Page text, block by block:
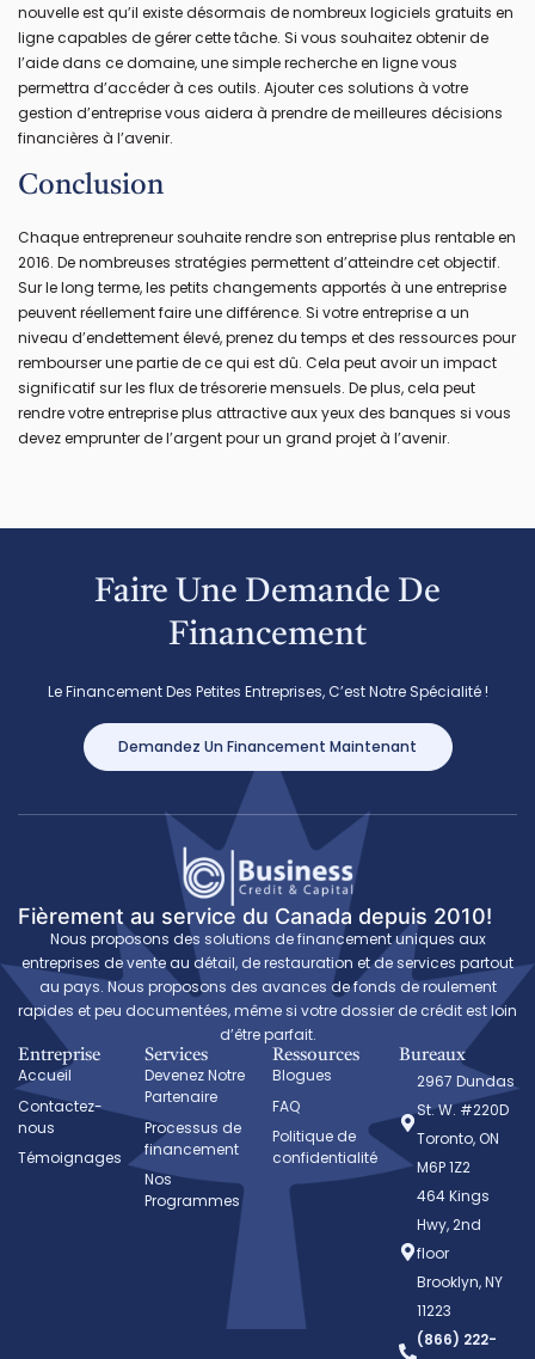
nouvelle est qu’il existe désormais de nombreux logiciels gratuits en
ligne capables de gérer cette tâche. Si vous souhaitez obtenir de
l’aide dans ce domaine, une simple recherche en ligne vous
permettra d’accéder à ces outils. Ajouter ces solutions à votre
gestion d’entreprise vous aidera à prendre de meilleures décisions
financières à l’avenir.
Conclusion
Chaque entrepreneur souhaite rendre son entreprise plus rentable en
2016. De nombreuses stratégies permettent d’atteindre cet objectif.
Sur le long terme, les petits changements apportés à une entreprise
peuvent réellement faire une différence. Si votre entreprise a un
niveau d’endettement élevé, prenez du temps et des ressources pour
rembourser une partie de ce qui est dû. Cela peut avoir un impact
significatif sur les flux de trésorerie mensuels. De plus, cela peut
rendre votre entreprise plus attractive aux yeux des banques si vous
devez emprunter de l’argent pour un grand projet à l’avenir.
Faire Une Demande De
Financement
Le Financement Des Petites Entreprises, C’est Notre Spécialité !
Demandez Un Financement Maintenant
Fièrement au service du Canada depuis 2010!
Nous proposons des solutions de financement uniques aux
entreprises de vente au détail, de restauration et de services partout
au pays. Nous proposons des avances de fonds de roulement
rapides et peu documentées, même si votre dossier de crédit est loin
d’être parfait.
Entreprise
Accueil
Contactez-
nous
Témoignages
Services
Devenez Notre
Partenaire
Processus de
financement
Nos
Programmes
Ressources
Blogues
FAQ
Politique de
confidentialité
Bureaux
2967 Dundas
St. W. #220D
Toronto, ON
M6P 1Z2
464 Kings
Hwy, 2nd
floor
Brooklyn, NY
11223
(866) 222-